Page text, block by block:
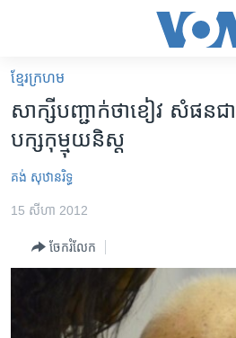
គេហទំព័រ​
ទាក់ទង
និង​
ទំព័រ​
អន្តរជាតិ
កម្ពុជាច្នៃប្រតិដ្ឋ
ទូរទស្សន៍ / វីដេអូ​
ខ្មែរ​ក្រហម
សាក្សី​បញ្ជាក់​ថា​ខៀវ សំផន​ជ
បក្ស​កុម្មុយនិស្ត
គង់ សុឋានរិទ្ធ
15 សីហា 2012
ចែករំលែក